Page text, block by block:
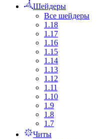
Шейдеры
Все шейдеры
1.18
1.17
1.16
1.15
1.14
1.13
1.12
1.11
1.10
1.9
1.8
1.7
Читы